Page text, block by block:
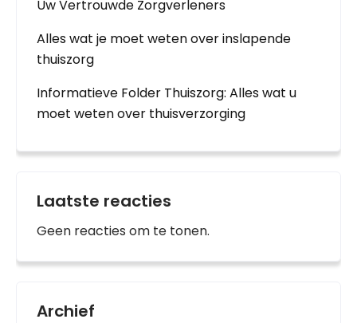
Uw Vertrouwde Zorgverleners
Alles wat je moet weten over inslapende
thuiszorg
Informatieve Folder Thuiszorg: Alles wat u
moet weten over thuisverzorging
Laatste reacties
Geen reacties om te tonen.
Archief